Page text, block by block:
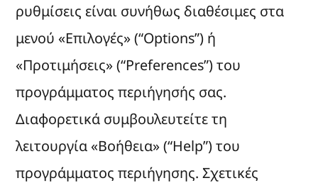
ρυθμίσεις είναι συνήθως διαθέσιμες στα
μενού «Επιλογές» (“Options”) ή
«Προτιμήσεις» (“Preferences”) του
προγράμματος περιήγησής σας.
Διαφορετικά συμβουλευτείτε τη
λειτουργία «Βοήθεια» (“Help”) του
προγράμματος περιήγησης. Σχετικές